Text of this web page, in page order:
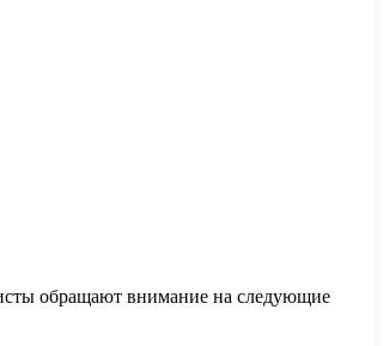
обращают внимание на следующие